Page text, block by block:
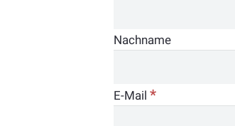
Nachname
E-Mail*